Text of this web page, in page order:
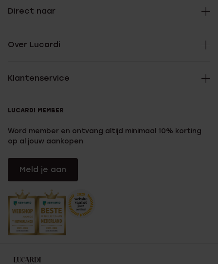
Direct naar
Over Lucardi
Klantenservice
LUCARDI MEMBER
Word member en ontvang altijd minimaal 10% korting
op al jouw aankopen
Meld je aan